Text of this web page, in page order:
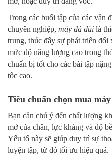
Trong các buổi tập của các vận
chuyên nghiệp, máy đá đùi là
trung, thúc đẩy sự phát triển
mức độ năng lượng cao trong
chuẩn bị tốt cho các bài tập
tốc cao.
Tiêu chuẩn chọn mua
Bạn cần chú ý đến chất lượng
mở của chân, lực kháng và độ
Yếu tố này sẽ giúp duy trì sự
luyện tập, từ đó tối ưu hiệu quả.